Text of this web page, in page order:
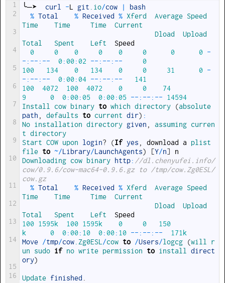
1
2
3
4
5
6
7
8
9
10
11
12
13
14
15
16
╰─➤ curl -L git .io/cow |
bash
% Total % Received % Xferd Average
Time Time Time Current
Dload
Total Spent Left Speed
0
0 0 0 0 0 0 0 -
- : -- : -- 0:00:02 -- : -- : --
0
100
134 0 134 0 0 31 0 -
- : -- : -- 0:00:04 -- : -- : --
141
100
4072 100 4072 0 0
74
9
0 0:00:05 0:00:05 -- : -- : --
14594
Install cow binary to which directory (
path , defaults to current dir) :
No installation directory given , assuming curren
t directory
Start COW upon login? (If yes , download a
file to ~/Library/LaunchAgents) [Y/n]
n
Downloading cow binary http: //dl.chenyufei.info/
cow/0.9.6/cow-mac64-0.9.6.gz to /tmp/cow.Zg0ESL/
cow.gz
% Total % Received % Xferd Average
Time Time Time Current
Dload
Total Spent Left Speed
100 1595k 100 1595k 0 0
150
k
0 0:00: 10 0:00: 10 -- : -- : --
171k
Move /tmp/cow.Zg0ESL/cow to /Users/logcg (will r
un sudo if no write permission to install direct
ory)
Update finished .